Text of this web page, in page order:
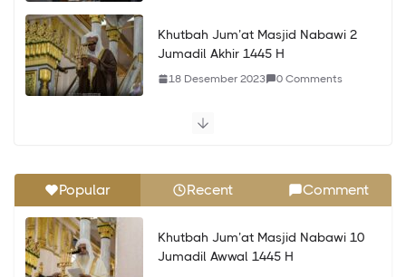
Khutbah Jum’at Masjid Nabawi 2
Jumadil Akhir 1445 H
18 Desember 2023 0 Comments
Khutbah Jum’at Masjidil Haram 24
10 Desember 2023 0 Comments
Jumadil Awwal 1445 H
Popular Recent Comment
Khutbah Jum’at Masjid Nabawi 10
Jumadil Awwal 1445 H